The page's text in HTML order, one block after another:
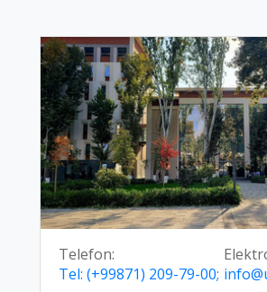
Telefon:
Tel: (+99871) 209-79-00;